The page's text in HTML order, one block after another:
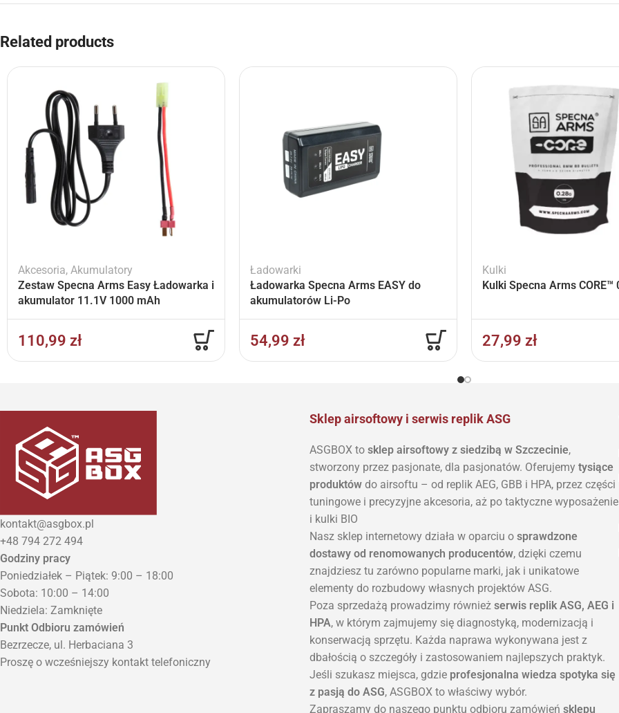
Related products
Akcesoria, Akumulatory
Zestaw Specna Arms Easy Ładowarka i
akumulator 11.1V 1000 mAh
110,99 zł
Ładowarki
Ładowarka Specna Arms EASY do
akumulatorów Li-Po
54,99 zł
Kulki
Kulki Specna Arms CORE™
27,99 zł
kontakt@asgbox.pl
+48 794 272 494
Godziny pracy
Poniedziałek – Piątek: 9:00 – 18:00
Sobota: 10:00 – 14:00
Niedziela: Zamknięte
Punkt Odbioru zamówień
Bezrzecze, ul. Herbaciana 3
Proszę o wcześniejszy kontakt telefoniczny
Sklep airsoftowy i serwis replik ASG
ASGBOX to sklep airsoftowy z siedzibą w Szczecinie,
stworzony przez pasjonate, dla pasjonatów. Oferujemy tysiące
produktów do airsoftu – od replik AEG, GBB i HPA, przez części
tuningowe i precyzyjne akcesoria, aż po taktyczne wyposażenie
i kulki BIO
Nasz sklep internetowy działa w oparciu o sprawdzone
dostawy od renomowanych producentów, dzięki czemu
znajdziesz tu zarówno popularne marki, jak i unikatowe
elementy do rozbudowy własnych projektów ASG.
Poza sprzedażą prowadzimy również serwis replik ASG, AEG i
HPA, w którym zajmujemy się diagnostyką, modernizacją i
konserwacją sprzętu. Każda naprawa wykonywana jest z
dbałością o szczegóły i zastosowaniem najlepszych praktyk.
Jeśli szukasz miejsca, gdzie profesjonalna wiedza spotyka się
z pasją do ASG, ASGBOX to właściwy wybór.
Zapraszamy do naszego punktu odbioru zamówień sklepu